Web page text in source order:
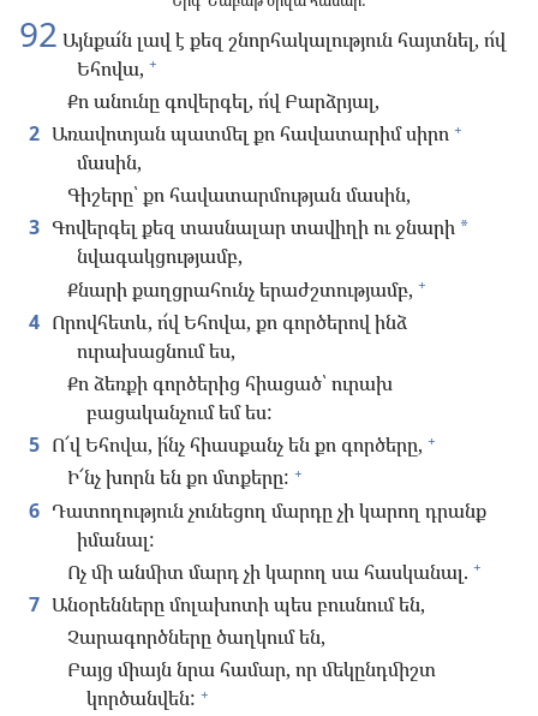
92 Այնքա՜ն լավ է քեզ շնորհակալություն հայտնել, ո՜վ
Եհովա, +
Քո անունը գովերգել, ո՜վ Բարձրյալ,
2 Առավոտյան պատմել քո հավատարիմ սիրո +
մասին,
Գիշերը՝ քո հավատարմության մասին,
3 Գովերգել քեզ տասնալար տավիղի ու ջնարի *
նվագակցությամբ,
Քնարի քաղցրահունչ երաժշտությամբ, +
4 Որովհետև, ո՜վ Եհովա, քո գործերով ինձ
ուրախացնում ես,
Քո ձեռքի գործերից հիացած՝ ուրախ
բացականչում եմ ես:
5 Ո՜վ Եհովա, ի՜նչ հիասքանչ են քո գործերը, +
Ի՜նչ խորն են քո մտքերը: +
6 Դատողություն չունեցող մարդը չի կարող դրանք
իմանալ:
Ոչ մի անմիտ մարդ չի կարող սա հասկանալ. +
7 Անօրենները մոլախոտի պես բուսնում են,
Չարագործները ծաղկում են,
Բայց միայն նրա համար, որ մեկընդմիշտ
կործանվեն: +